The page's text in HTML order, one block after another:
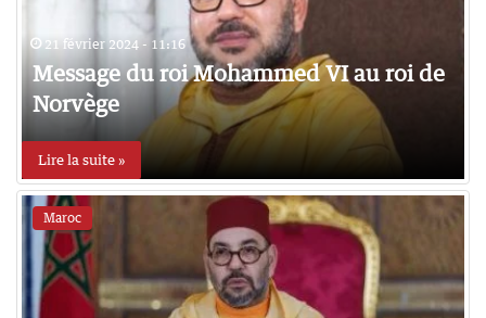
21 février 2024 - 11:16
Message du roi Mohammed VI au roi de
Norvège
Lire la suite »
Maroc